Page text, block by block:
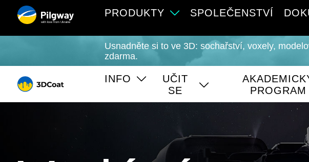
with love from Ukraine
PRODUKTY SPOLEČENSTVÍ
Usnadněte si to ve 3D: sochařství, voxely,
zdarma.
INFO
UČIT
SE
PROGRAM